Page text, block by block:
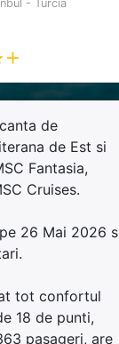
- Turcia
de
de Est si
Fantasia,
Cruises.
26 Mai 2026
tot confortul
18 de punti,
pasageri, are